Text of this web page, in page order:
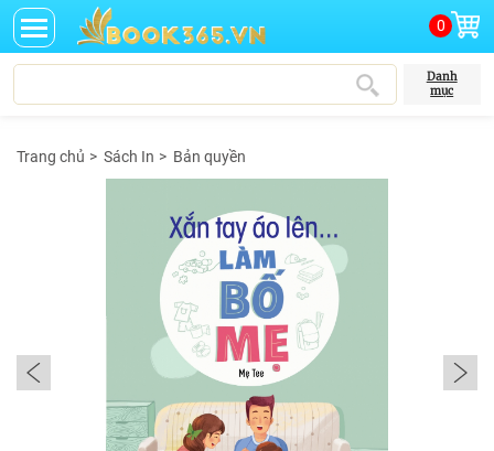
0
Danh
mục
Trang chủ> Sách In> Bản quyền